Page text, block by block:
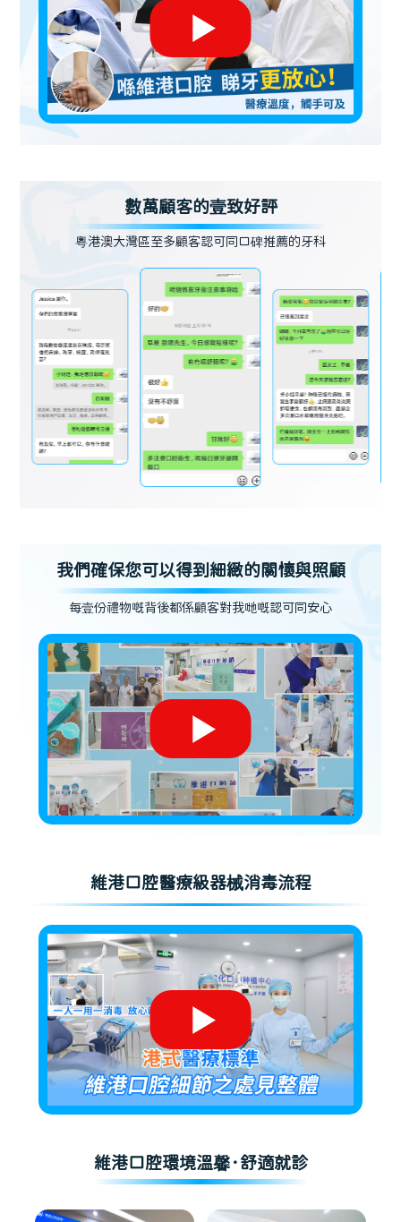
數萬顧客的壹致好評
粵港澳大灣區至多顧客認可同口碑推薦的牙科
我們確保您可以得到細緻的關懷與照顧
每壹份禮物嘅背後都係顧客對我哋嘅認可同安心
維港口腔醫療級器械消毒流程
維港口腔環境溫馨·舒適就診